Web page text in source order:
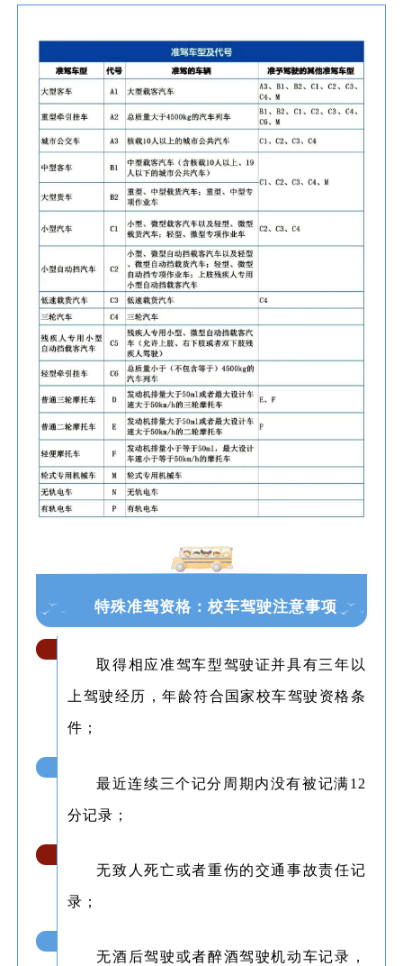
特殊准驾资格：校车驾驶注意事项
取得相应准驾车型驾驶证并具有三年以
上驾驶经历，年龄符合国家校车驾驶资格条
件；
最近连续三个记分周期内没有被记满12
分记录；
无致人死亡或者重伤的交通事故责任记
录；
无酒后驾驶或者醉酒驾驶机动车记录，